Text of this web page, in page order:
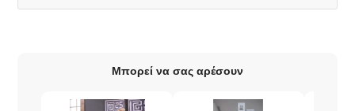
Μπορεί να σας αρέσουν